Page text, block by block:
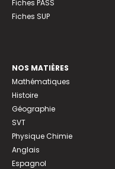
Fiches PASS
Fiches SUP
NOS MATIÈRES
Mathématiques
Histoire
Géographie
SVT
Physique Chimie
Anglais
Espagnol